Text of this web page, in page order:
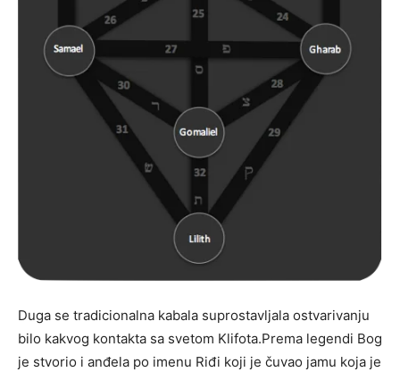
Duga se tradicionalna kabala suprostavljala ostvarivanju
bilo kakvog kontakta sa svetom Klifota.Prema legendi Bog
je stvorio i anđela po imenu Riđi koji je čuvao jamu koja je